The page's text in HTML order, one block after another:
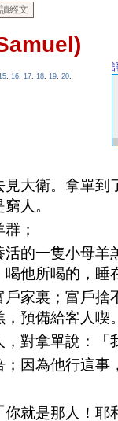
, 16, 17, 18, 19, 20,
見大衛。拿單
人。
；
活的一隻小母
喝他所喝的，
戶家裏；富戶
，預備給客人喫
，對拿單說：
；因為他行這事
你就是那人！